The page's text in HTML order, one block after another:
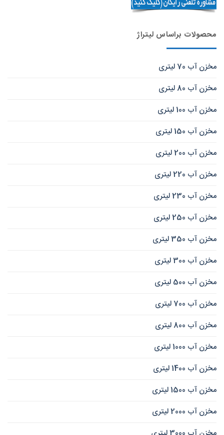
محصولات براساس لیتراژ
مخزن آب 70 لیتری
مخزن آب 80 لیتری
مخزن آب 100 لیتری
مخزن آب 150 لیتری
مخزن آب 200 لیتری
مخزن آب 220 لیتری
مخزن آب 230 لیتری
مخزن آب 250 لیتری
مخزن آب 350 لیتری
مخزن آب 300 لیتری
مخزن آب 500 لیتری
مخزن آب 700 لیتری
مخزن آب 800 لیتری
مخزن آب 1000 لیتری
مخزن آب 1400 لیتری
مخزن آب 1500 لیتری
مخزن آب 2000 لیتری